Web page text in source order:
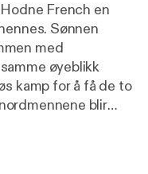
French en
Sønnen
med
øyeblikk
kamp for å få de to
blir
snur bunnløs
følger farseaktige